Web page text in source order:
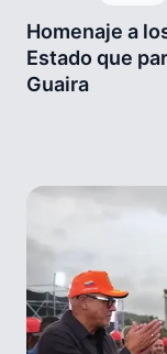
Homenaje a
Estado que
Guaira